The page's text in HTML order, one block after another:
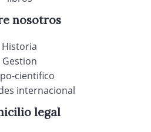
nosotros
Historia
Gestion
cientifico
internacional
legal